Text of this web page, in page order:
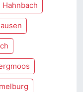
Hahnbach